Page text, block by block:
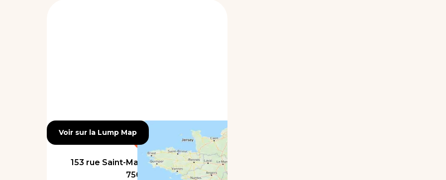
Voir sur la Lump Map
Voir sur la Lump Map
153 rue Saint-Maur, Paris, France
75011